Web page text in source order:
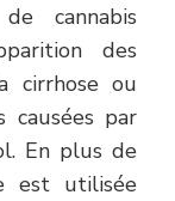
cannabis
des
cirrhose ou
causées par
En plus de
est utilisée